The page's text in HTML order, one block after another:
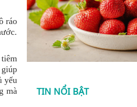
ráo
yếu
mà
TIN NỔI BẬT